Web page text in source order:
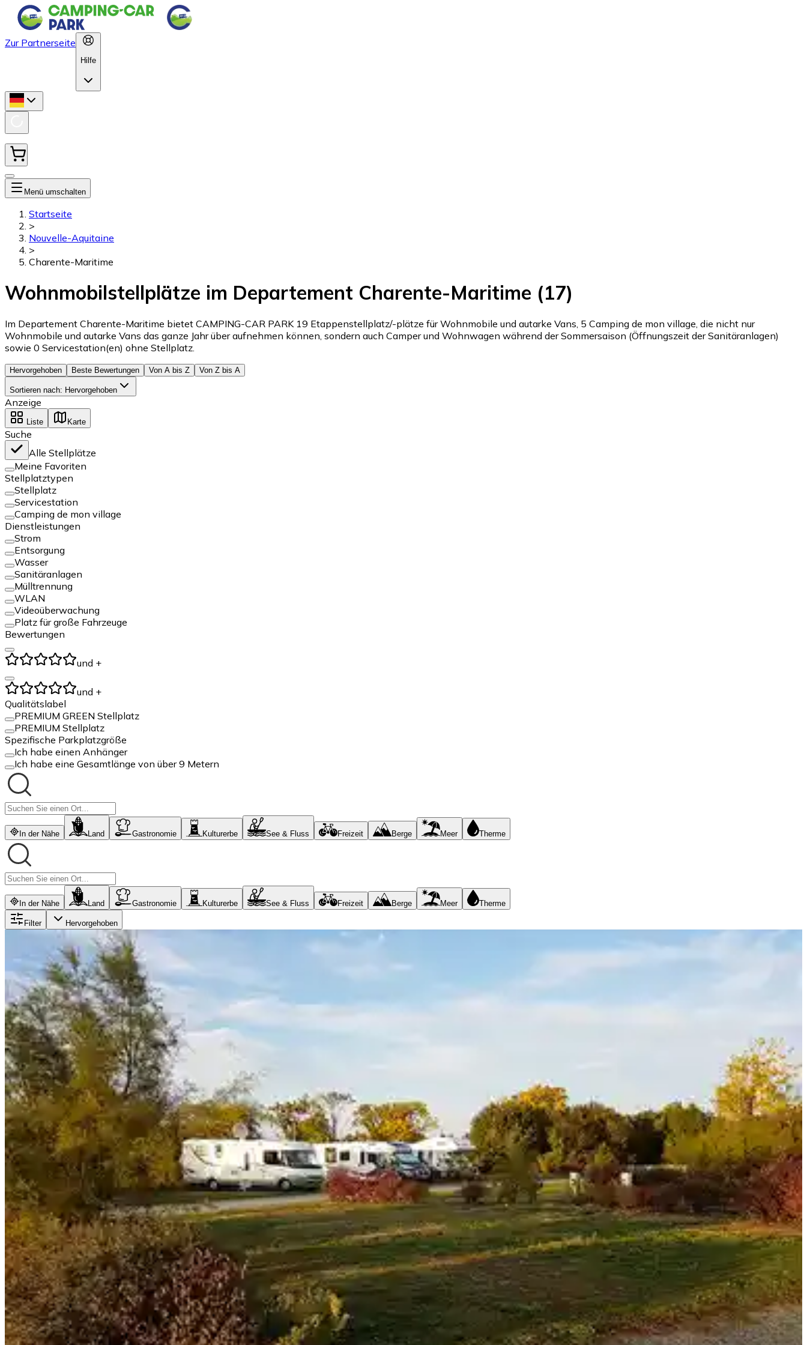
Zur Partnerseite
Hilfe
Menü umschalten
Startseite
>
Nouvelle-Aquitaine
>
Charente-Maritime
Wohnmobilstellplätze im Departement Charente-Maritime (17)
Im Departement Charente-Maritime bietet CAMPING-CAR PARK 19 Etappenstellplatz/-plätze für Wohnmobile und autarke Vans, 5 Camping de mon village, die nicht nur
Wohnmobile und autarke Vans das ganze Jahr über aufnehmen können, sondern auch Camper und Wohnwagen während der Sommersaison (Öffnungszeit der Sanitäranlagen)
sowie 0 Servicestation(en) ohne Stellplatz.
Hervorgehoben Beste Bewertungen Von A bis Z Von Z bis A
Sortieren nach: Hervorgehoben
Anzeige
Liste Karte
Suche
Alle Stellplätze
Meine Favoriten
Stellplatztypen
Stellplatz
Servicestation
Camping de mon village
Dienstleistungen
Strom
Entsorgung
Wasser
Sanitäranlagen
Mülltrennung
WLAN
Videoüberwachung
Platz für große Fahrzeuge
Bewertungen
und +
und +
Qualitätslabel
PREMIUM GREEN Stellplatz
PREMIUM Stellplatz
Spezifische Parkplatzgröße
Ich habe einen Anhänger
Ich habe eine Gesamtlänge von über 9 Metern
In der Nähe Land Gastronomie Kulturerbe See & Fluss Freizeit Berge Meer Therme
In der Nähe Land Gastronomie Kulturerbe See & Fluss Freizeit Berge Meer Therme
Filter Hervorgehoben